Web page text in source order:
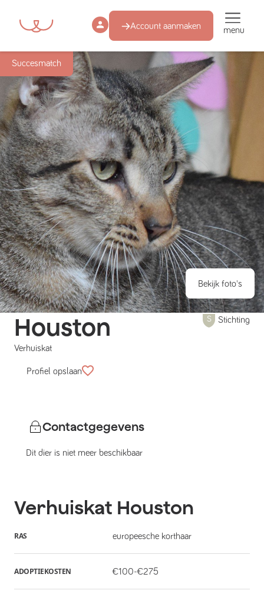
Account aanmaken menu
Succesmatch
Bekijk foto's
Houston
Verhuiskat
Stichting
Profiel opslaan
Contactgegevens
Dit dier is niet meer beschikbaar
Verhuiskat Houston
RAS europeesche korthaar
ADOPTIEKOSTEN €100-€275